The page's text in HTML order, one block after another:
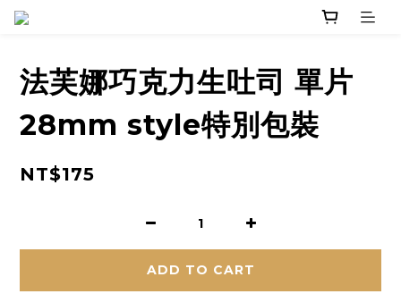
法芙娜巧克力生吐司 單片
28mm style特別包裝
NT$175
ADD TO CART